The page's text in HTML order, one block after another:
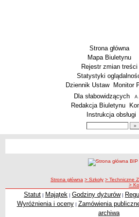
Strona główna
Mapa Biuletynu
Rejestr zmian treści
Statystyki
Dziennik Ustaw
Monitor
Menu dodatkowe
Dla słabowidzących A
Redakcja Biuletynu
Instrukcja obsługi
Zespoły Szkół
Techniczne Zakłady Naukowe
ścieżka nawigacji
Strona główna > Szkoły > Techniczne
>
Statut | Majątek | Godziny dyżurów|
Wyróżnienia i oceny| Zamówienia
archiwa